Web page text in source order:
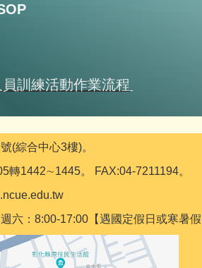
訓練活動作業流程
(綜合中心3樓)。
轉1442∼1445。 FAX:04-7211194。
六：8:00-17:00【遇國定假日或寒暑假